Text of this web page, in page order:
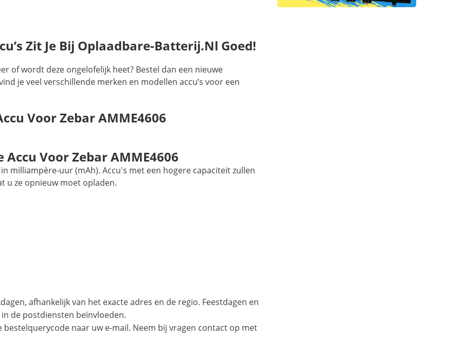
Zit Je Bij Oplaadbare-Batterij.nl Goed!
of wordt deze ongelofelijk heet? Bestel dan een nieuwe
je veel verschillende merken en modellen accu’s voor een
Voor Zebar AMME4606
Voor Zebar AMME4606
milliampère-uur (mAh). Accu's met een hogere capaciteit zullen
u ze opnieuw moet opladen.
afhankelijk van het exacte adres en de regio. Feestdagen en
de postdiensten beïnvloeden.
naar uw e-mail. Neem bij vragen contact op met